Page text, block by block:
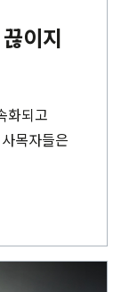
이지
화되고
목자들은
활양식과